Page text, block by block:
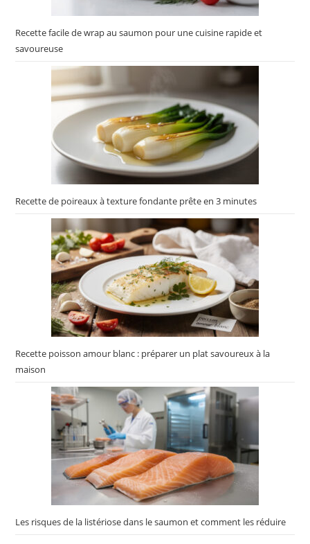
Recette facile de wrap au saumon pour une cuisine rapide et
savoureuse
Recette de poireaux à texture fondante prête en 3 minutes
Recette poisson amour blanc : préparer un plat savoureux à la
maison
Les risques de la listériose dans le saumon et comment les réduire